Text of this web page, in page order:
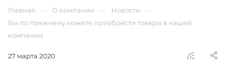
Главная — О компании — Новости —
Вы по прежнему можете приобрести товары в нашей
компании
27 марта 2020